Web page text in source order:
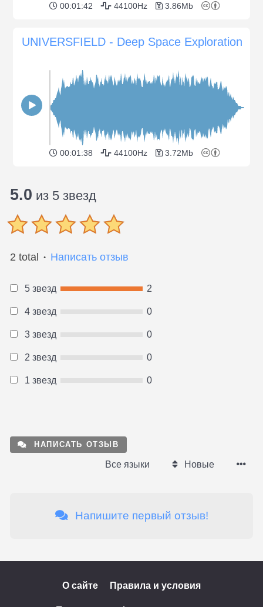
00:01:42 44100Hz 3.86Mb
UNIVERSFIELD - Deep Space Exploration
00:01:38 44100Hz 3.72Mb
5.0 из 5 звезд
2 total ● Написать отзыв
5 звезд 2
4 звезд 0
3 звезд 0
2 звезд 0
1 звезд 0
НАПИСАТЬ ОТЗЫВ
Все языки Новые
Напишите первый отзыв!
О сайте Правила и условия